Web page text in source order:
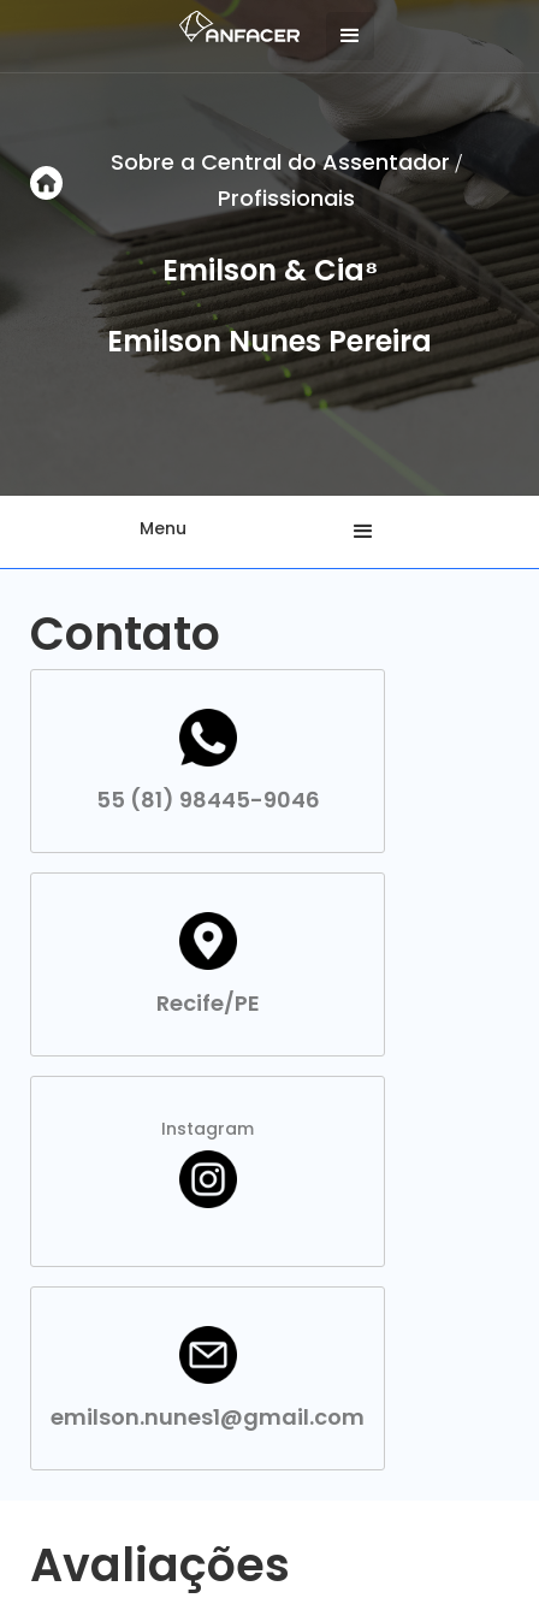
Sobre a Central do Assentador/
Profissionais
Emilson & Cia⁸
Emilson Nunes Pereira
Menu
Contato
55 (81) 98445-9046
Recife/PE
Instagram
emilson.nunes1@gmail.com
Avaliações